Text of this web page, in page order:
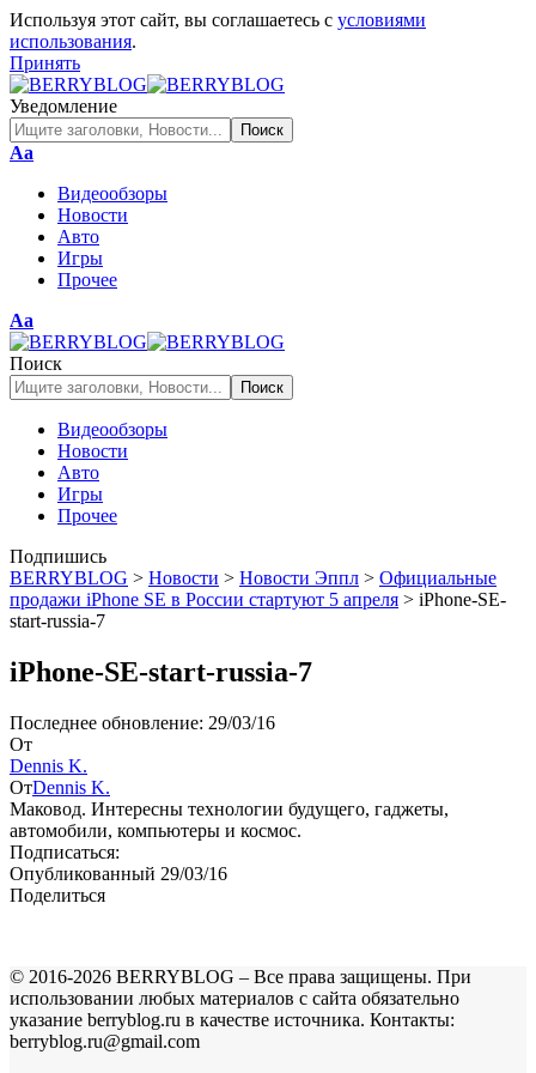
Используя этот сайт, вы соглашаетесь с условиями
использования.
Принять
Уведомление
Изменение
шрифта
Аа
Видеообзоры
Новости
Авто
Игры
Прочее
Изменение
размера
шрифта
Аа
Поиск
Видеообзоры
Новости
Авто
Игры
Прочее
Подпишись
BERRYBLOG > Новости > Новости Эппл > Официальные
продажи iPhone SE в России стартуют 5 апреля > iPhone-SE-
start-russia-7
iPhone-SE-start-russia-7
Последнее обновление: 29/03/16
От
Dennis K.
ОтDennis K.
Маковод. Интересны технологии будущего, гаджеты,
автомобили, компьютеры и космос.
Подписаться:
Опубликованный 29/03/16
Поделиться
© 2016-2026 BERRYBLOG – Все права защищены. При
использовании любых материалов с сайта обязательно
указание berryblog.ru в качестве источника. Контакты:
berryblog.ru@gmail.com